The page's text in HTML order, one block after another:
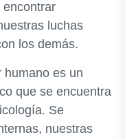
encontrar
luchas
los demás.
humano es un
que se encuentra
Se
nuestras